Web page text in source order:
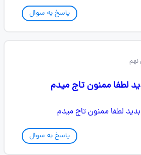
پاسخ به سوال
لطفا ممنون تاج میدم
پاسخ به سوال